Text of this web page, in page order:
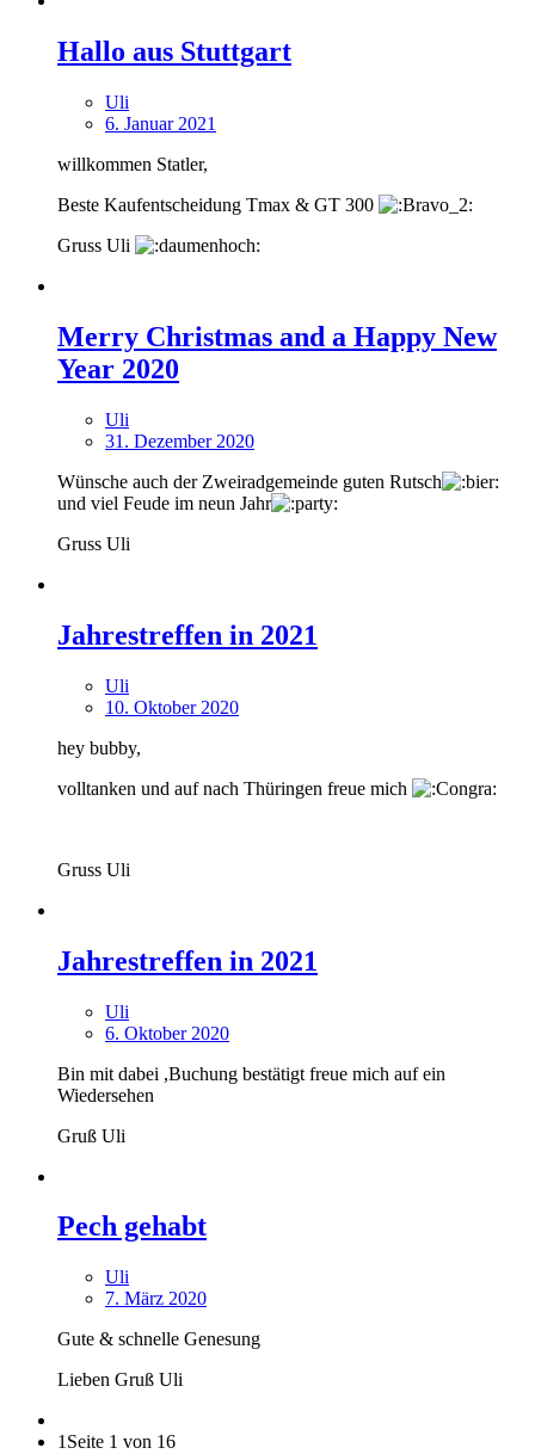
Hallo aus Stuttgart
Uli
6. Januar 2021
willkommen Statler,
Beste Kaufentscheidung Tmax & GT 300
Gruss Uli
Merry Christmas and a Happy New
Year 2020
Uli
31. Dezember 2020
Wünsche auch der Zweiradgemeinde guten Rutsch
und viel Feude im neun Jahr
Gruss Uli
Jahrestreffen in 2021
Uli
10. Oktober 2020
hey bubby,
volltanken und auf nach Thüringen freue mich
Gruss Uli
Jahrestreffen in 2021
Uli
6. Oktober 2020
Bin mit dabei ,Buchung bestätigt freue mich auf ein
Wiedersehen
Gruß Uli
Pech gehabt
Uli
7. März 2020
Gute & schnelle Genesung
Lieben Gruß Uli
1 Seite 1 von 16